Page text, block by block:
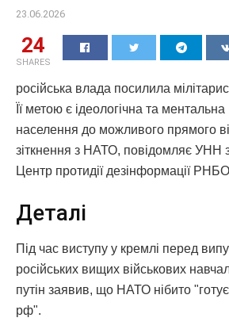
23.06.2026
24
SHARES
російська влада посилила
Її метою є ідеологічна та ментальна
населення до можливого прямого
зіткнення з НАТО, повідомляє УНН
Центр протидії дезінформації
Деталі
Під час виступу у кремлі перед
російських вищих військових
путін заявив, що НАТО нібито
рф".